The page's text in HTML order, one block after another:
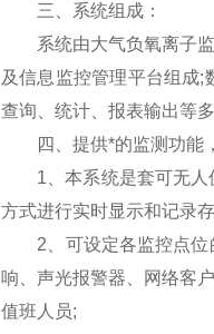
三、系统组成：
系统由大气负氧离子监
及信息监控管理平台组成;
查询、统计、报表输出等多
四、提供*的监测功能，
1、本系统是套可无人值
方式进行实时显示和记录
2、可设定各监控点位的
响、声光报警器、网络客
值班人员;